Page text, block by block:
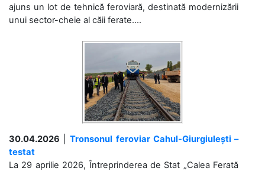
ajuns un lot de tehnică feroviară, destinată modernizării
unui sector-cheie al căii ferate....
30.04.2026 |Tronsonul feroviar Cahul-Giurgiulești –
testat
La 29 aprilie 2026, Întreprinderea de Stat „Calea Ferată